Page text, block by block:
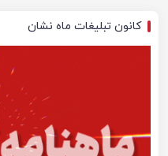
کانون تبلیغات ماه نشان